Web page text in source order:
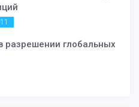
разрешении глобальных